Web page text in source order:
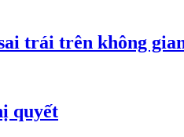
trái trên không
quyết